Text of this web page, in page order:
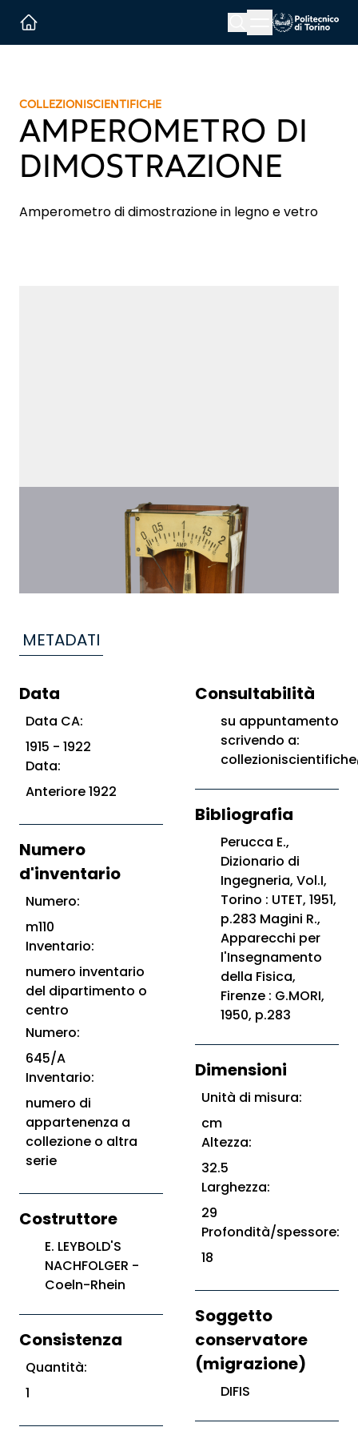
Menu button
COLLEZIONISCIENTIFICHE
AMPEROMETRO DI
DIMOSTRAZIONE
Amperometro di dimostrazione in legno e vetro
METADATI
Data
Data CA:
1915 - 1922
Data:
Anteriore 1922
Numero
d'inventario
Numero:
m110
Inventario:
numero inventario
del dipartimento o
centro
Numero:
645/A
Inventario:
numero di
appartenenza a
collezione o altra
serie
Costruttore
E. LEYBOLD'S
NACHFOLGER -
Coeln-Rhein
Consistenza
Quantità:
1
Consultabilità
su appuntamento
scrivendo a:
Bibliografia
Perucca E.,
Dizionario di
Ingegneria, Vol.I,
Torino : UTET, 1951,
p.283 Magini R.,
Apparecchi per
l'Insegnamento
della Fisica,
Firenze : G.MORI,
1950, p.283
Dimensioni
Unità di misura:
cm
Altezza:
32.5
Larghezza:
29
Profondità/spessore:
18
Soggetto
conservatore
(migrazione)
DIFIS